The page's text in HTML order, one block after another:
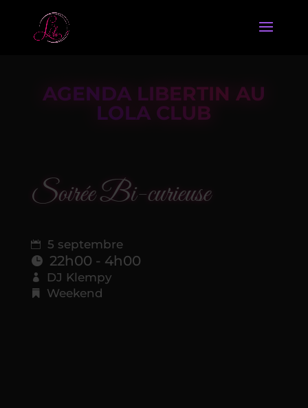
AGENDA LIBERTIN AU
LOLA CLUB
Soirée Bi-curieuse
5 septembre
22h00 - 4h00
DJ Klempy
Weekend